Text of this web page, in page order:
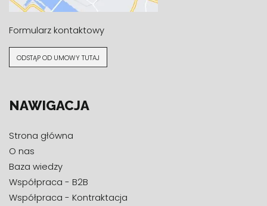
Formularz kontaktowy
ODSTĄP OD UMOWY TUTAJ
NAWIGACJA
Strona główna
O nas
Baza wiedzy
Współpraca - B2B
Współpraca - Kontraktacja